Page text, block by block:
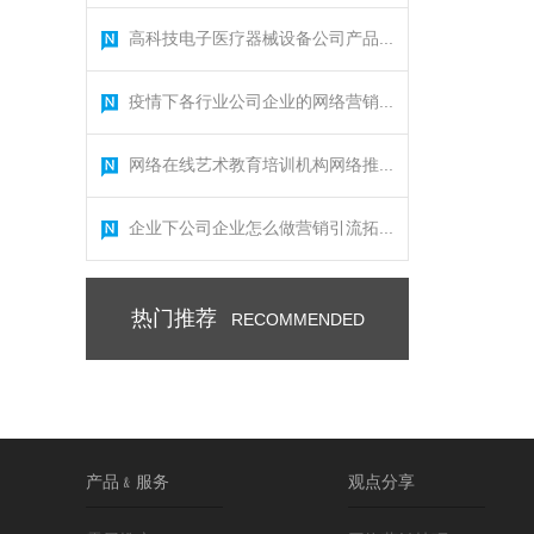
高科技电子医疗器械设备公司产品...
疫情下各行业公司企业的网络营销...
网络在线艺术教育培训机构网络推...
企业下公司企业怎么做营销引流拓...
热门推荐 RECOMMENDED
产品﹠服务 观点分享